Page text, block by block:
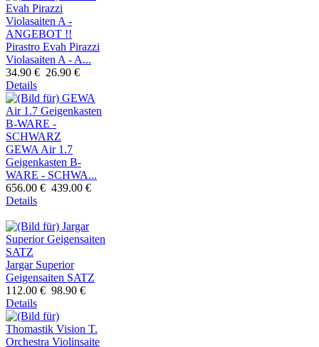
Pirastro Evah Pirazzi
Violasaiten A - A...
34.90 € 26.90 €
Details
GEWA Air 1.7
Geigenkasten B-
WARE - SCHWA...
656.00 € 439.00 €
Details
Jargar Superior
Geigensaiten SATZ
112.00 € 98.90 €
Details